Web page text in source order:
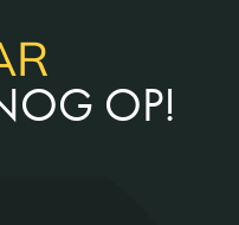
OP!